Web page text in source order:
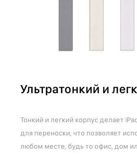
Ультратонкий и
Тонкий и легкий корпус делает
для переноски, что позволяет
любом месте, будь то офис, дом